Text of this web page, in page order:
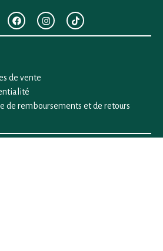
de vente
de remboursements et de retours